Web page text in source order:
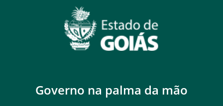
Governo na palma da mão